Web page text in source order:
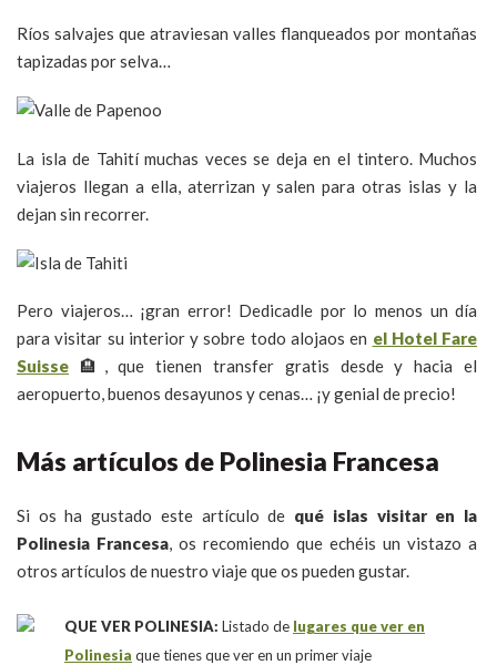
Ríos salvajes que atraviesan valles flanqueados por montañas
tapizadas por selva…
La isla de Tahití muchas veces se deja en el tintero. Muchos
viajeros llegan a ella, aterrizan y salen para otras islas y la
dejan sin recorrer.
Pero viajeros… ¡gran error! Dedicadle por lo menos un día
para visitar su interior y sobre todo alojaos en el Hotel Fare
Suisse 🏨, que tienen transfer gratis desde y hacia el
aeropuerto, buenos desayunos y cenas… ¡y genial de precio!
Más artículos de Polinesia Francesa
Si os ha gustado este artículo de qué islas visitar en la
Polinesia Francesa, os recomiendo que echéis un vistazo a
otros artículos de nuestro viaje que os pueden gustar.
QUE VER POLINESIA: Listado de lugares que ver en
Polinesia que tienes que ver en un primer viaje